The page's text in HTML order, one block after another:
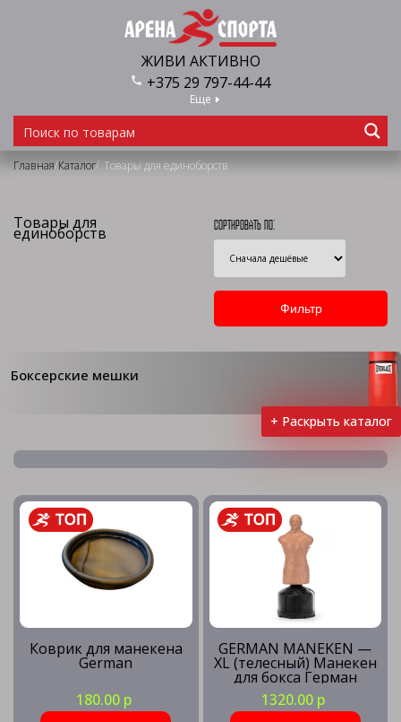
ЖИВИ АКТИВНО
+375 29 797-44-44
Еще
Главная/Каталог/ Товары для единоборств
Товары для
единоборств Сортировать по:
Боксерские бинты
Боксерские мешки
Боксерский ринг
+ Раскрыть каталог
Коврик для манекена
German
180.00 р
GERMAN MANEKEN —
XL (телесный) Манекен
для бокса Герман
1320.00 р